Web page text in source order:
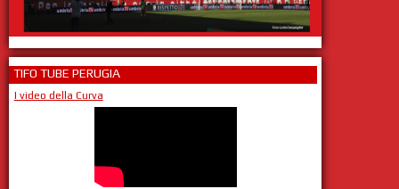
TIFO TUBE PERUGIA
I video della Curva